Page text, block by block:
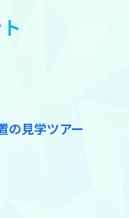
の見学ツアー